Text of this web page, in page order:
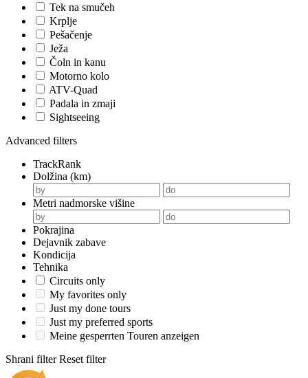
Tek na smučeh
Krplje
Pešačenje
Ježa
Čoln in kanu
Motorno kolo
ATV-Quad
Padala in zmaji
Sightseeing
Advanced filters
TrackRank
Dolžina (km)
Metri nadmorske višine
Pokrajina
Dejavnik zabave
Kondicija
Tehnika
Circuits only
My favorites only
Just my done tours
Just my preferred sports
Meine gesperrten Touren anzeigen
Shrani filter Reset filter